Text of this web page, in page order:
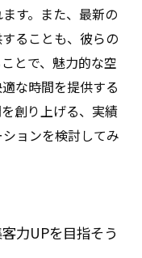
す。また、最新の
ることも、彼らの
とで、魅力的な空
な時間を提供する
創り上げる、実績
ョンを検討してみ
力UPを目指そう